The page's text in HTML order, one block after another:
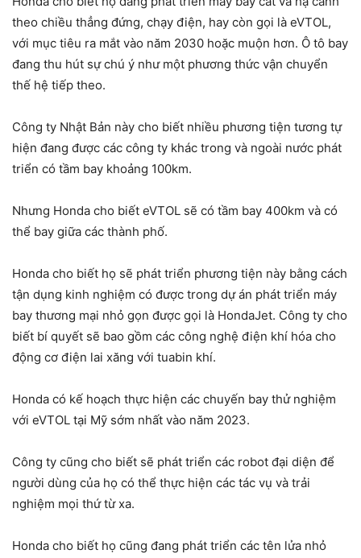
theo chiều thẳng đứng, chạy điện, hay còn gọi là eVTOL,
với mục tiêu ra mắt vào năm 2030 hoặc muộn hơn. Ô tô bay
đang thu hút sự chú ý như một phương thức vận chuyển
thế hệ tiếp theo.
Công ty Nhật Bản này cho biết nhiều phương tiện tương tự
hiện đang được các công ty khác trong và ngoài nước phát
triển có tầm bay khoảng 100km.
Nhưng Honda cho biết eVTOL sẽ có tầm bay 400km và có
thể bay giữa các thành phố.
Honda cho biết họ sẽ phát triển phương tiện này bằng cách
tận dụng kinh nghiệm có được trong dự án phát triển máy
bay thương mại nhỏ gọn được gọi là HondaJet. Công ty cho
biết bí quyết sẽ bao gồm các công nghệ điện khí hóa cho
động cơ điện lai xăng với tuabin khí.
Honda có kế hoạch thực hiện các chuyến bay thử nghiệm
với eVTOL tại Mỹ sớm nhất vào năm 2023.
Công ty cũng cho biết sẽ phát triển các robot đại diện để
người dùng của họ có thể thực hiện các tác vụ và trải
nghiệm mọi thứ từ xa.
Honda cho biết họ cũng đang phát triển các tên lửa nhỏ